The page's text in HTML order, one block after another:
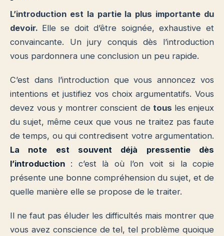
L’introduction est la partie la plus importante du
devoir. Elle se doit d’être soignée, exhaustive et
convaincante. Un jury conquis dès l’introduction
vous pardonnera une conclusion un peu rapide.
C’est dans l’introduction que vous annoncez vos
intentions et justifiez vos choix argumentatifs. Vous
devez vous y montrer conscient de tous les enjeux
du sujet, même ceux que vous ne traitez pas faute
de temps, ou qui contredisent votre argumentation.
La note est souvent déjà pressentie dès
l’introduction : c’est là où l’on voit si la copie
présente une bonne compréhension du sujet, et de
quelle manière elle se propose de le traiter.
Il ne faut pas éluder les difficultés mais montrer que
vous avez conscience de tel, tel problème quoique